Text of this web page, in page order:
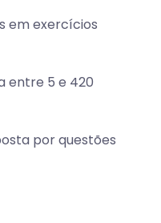
em exercícios
entre 5 e 420
por questões